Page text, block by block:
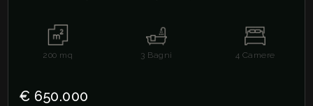
200 mq 3 Bagni 4 Camere
€ 650.000